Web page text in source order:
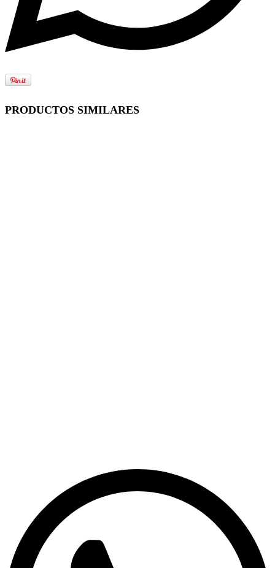
PRODUCTOS SIMILARES